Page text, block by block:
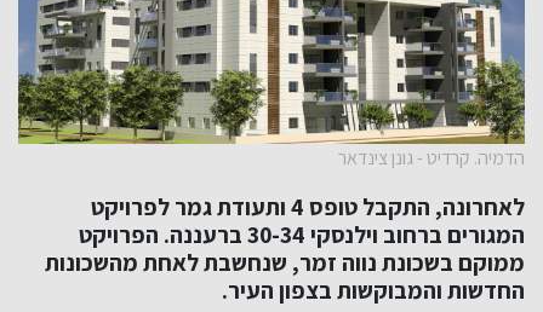
הדמיה. קרדיט - גונן צינדאר
לאחרונה, התקבל טופס 4 ותעודת גמר לפרויקט
המגורים ברחוב וילנסקי 30-34 ברעננה. הפרויקט
ממוקם בשכונת נווה זמר, שנחשבת לאחת מהשכונות
החדשות והמבוקשות בצפון העיר.